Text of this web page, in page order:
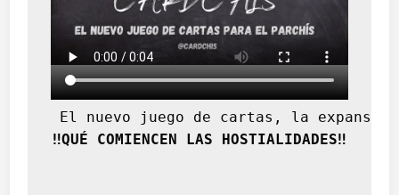
El nuevo juego de cartas, la
‼️QUÉ COMIENCEN LAS HOSTIALIDADES‼️